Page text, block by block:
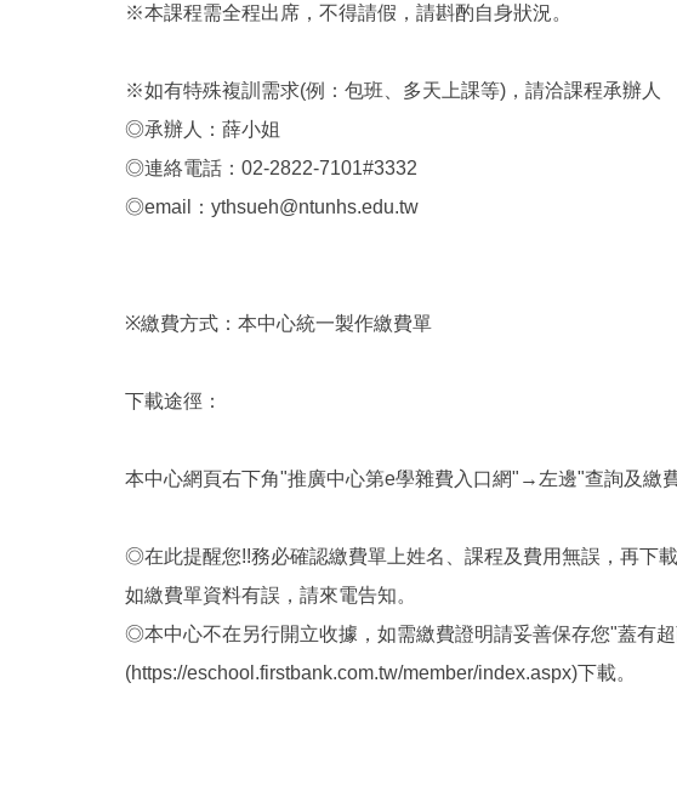
※本課程需全程出席，不得請假，請斟酌自身狀況。
※如有特殊複訓需求(例：包班、多天上課等)，請洽課程承辦人
◎承辦人：薛小姐
◎連絡電話：02-2822-7101#3332
◎email：ythsueh@ntunhs.edu.tw
※繳費方式：本中心統一製作繳費單
下載途徑：
本中心網頁右下角"推廣中心第e學雜費入口網"→左邊"查詢及
◎在此提醒您!!務必確認繳費單上姓名、課程及費用無誤，再下
如繳費單資料有誤，請來電告知。
◎本中心不在另行開立收據，如需繳費證明請妥善保存您"蓋有
(https://eschool.firstbank.com.tw/member/index.aspx)下載。